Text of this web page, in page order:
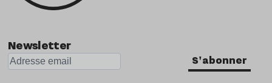
Newsletter
S'abonner